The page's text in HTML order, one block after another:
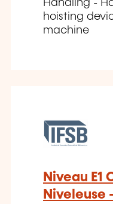
Handling -
hoisting
machine
Niveau E1
Niveleuse